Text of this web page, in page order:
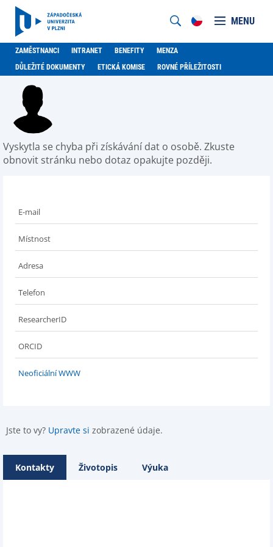
MENU
ZAMĚSTNANCI INTRANET BENEFITY
MENZA
DŮLEŽITÉ DOKUMENTY
ETICKÁ KOMISE ROVNÉ PŘÍLEŽITOSTI
Vyskytla se chyba při získávání dat o osobě. Zkuste
obnovit stránku nebo dotaz opakujte později.
E-mail
Místnost
Adresa
Telefon
ResearcherID
ORCID
Neoficiální WWW
Jste to vy? Upravte si zobrazené údaje.
Kontakty Životopis Výuka